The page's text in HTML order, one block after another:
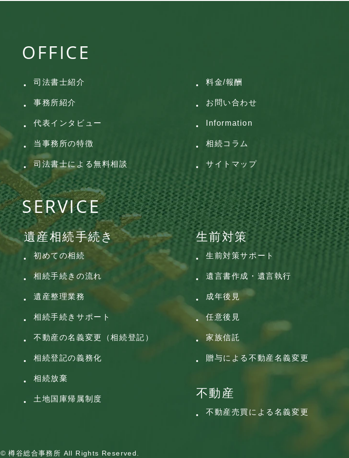
OFFICE
司法書士紹介
事務所紹介
代表インタビュー
当事務所の特徴
司法書士による無料相談
料金/報酬
お問い合わせ
Information
相続コラム
サイトマップ
SERVICE
遺産相続手続き
初めての相続
相続手続きの流れ
遺産整理業務
相続手続きサポート
不動産の名義変更（相続登記）
相続登記の義務化
相続放棄
土地国庫帰属制度
生前対策
生前対策サポート
遺言書作成・遺言執行
成年後見
任意後見
家族信託
贈与による不動産名義変更
不動産
不動産売買による名義変更
© 樽谷総合事務所 All Rights Reserved.